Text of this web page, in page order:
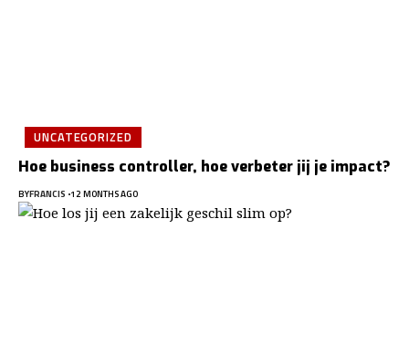
UNCATEGORIZED
Hoe business controller, hoe verbeter jij je impact?
BYFRANCIS 12 MONTHS AGO